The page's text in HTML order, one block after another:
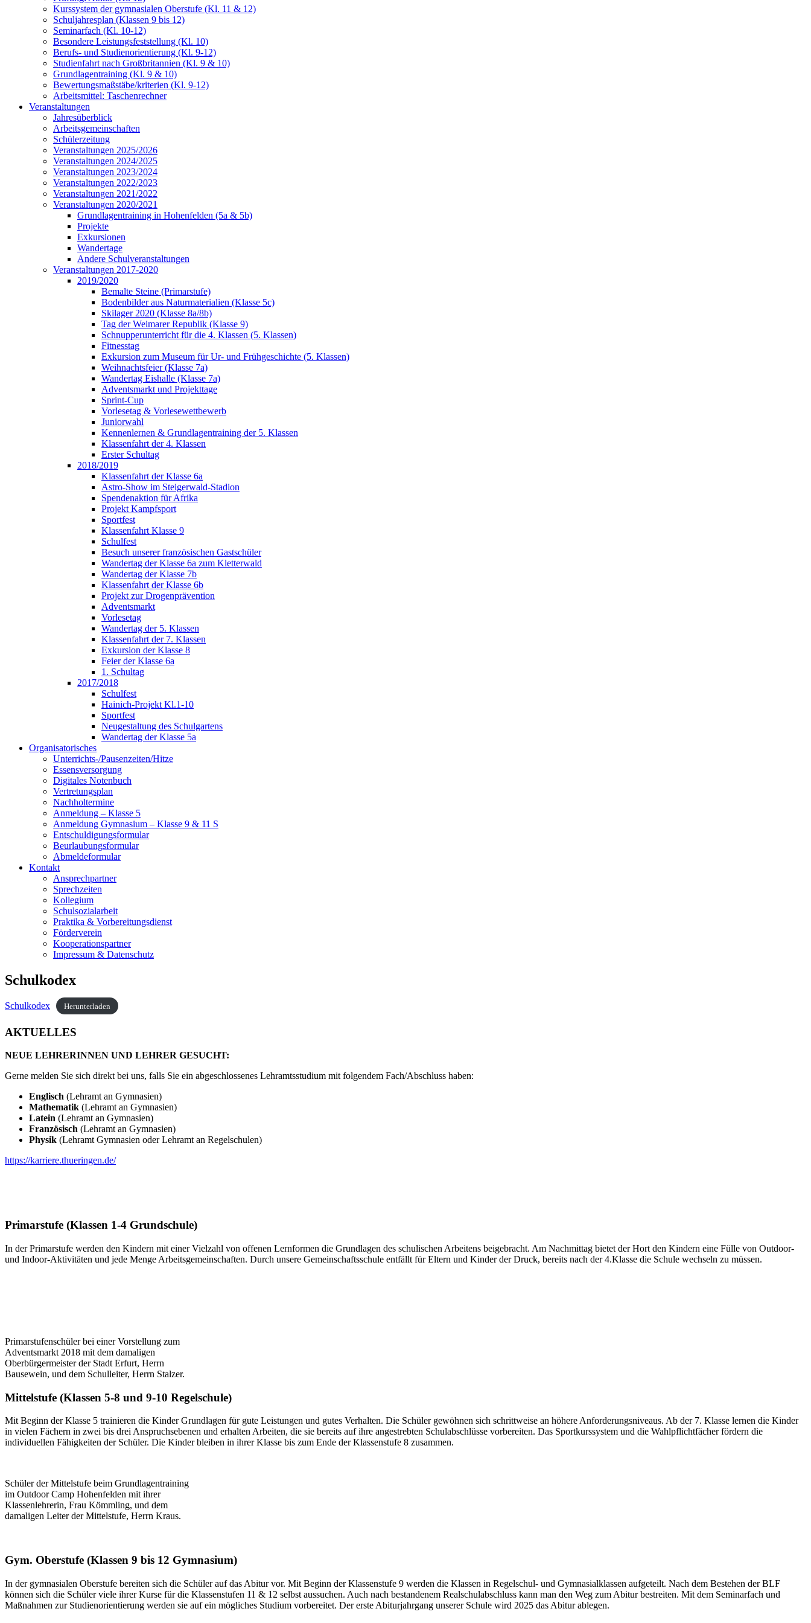
Kurssystem der gymnasialen Oberstufe (Kl. 11 & 12)
Schuljahresplan (Klassen 9 bis 12)
Seminarfach (Kl. 10-12)
Besondere Leistungsfeststellung (Kl. 10)
Berufs- und Studienorientierung (Kl. 9-12)
Studienfahrt nach Großbritannien (Kl. 9 & 10)
Grundlagentraining (Kl. 9 & 10)
Bewertungsmaßstäbe/kriterien (Kl. 9-12)
Arbeitsmittel: Taschenrechner
Veranstaltungen
Jahresüberblick
Arbeitsgemeinschaften
Schülerzeitung
Veranstaltungen 2025/2026
Veranstaltungen 2024/2025
Veranstaltungen 2023/2024
Veranstaltungen 2022/2023
Veranstaltungen 2021/2022
Veranstaltungen 2020/2021
Grundlagentraining in Hohenfelden (5a & 5b)
Projekte
Exkursionen
Wandertage
Andere Schulveranstaltungen
Veranstaltungen 2017-2020
2019/2020
Bemalte Steine (Primarstufe)
Bodenbilder aus Naturmaterialien (Klasse 5c)
Skilager 2020 (Klasse 8a/8b)
Tag der Weimarer Republik (Klasse 9)
Schnupperunterricht für die 4. Klassen (5. Klassen)
Fitnesstag
Exkursion zum Museum für Ur- und Frühgeschichte (5. Klassen)
Weihnachtsfeier (Klasse 7a)
Wandertag Eishalle (Klasse 7a)
Adventsmarkt und Projekttage
Sprint-Cup
Vorlesetag & Vorlesewettbewerb
Juniorwahl
Kennenlernen & Grundlagentraining der 5. Klassen
Klassenfahrt der 4. Klassen
Erster Schultag
2018/2019
Klassenfahrt der Klasse 6a
Astro-Show im Steigerwald-Stadion
Spendenaktion für Afrika
Projekt Kampfsport
Sportfest
Klassenfahrt Klasse 9
Schulfest
Besuch unserer französischen Gastschüler
Wandertag der Klasse 6a zum Kletterwald
Wandertag der Klasse 7b
Klassenfahrt der Klasse 6b
Projekt zur Drogenprävention
Adventsmarkt
Vorlesetag
Wandertag der 5. Klassen
Klassenfahrt der 7. Klassen
Exkursion der Klasse 8
Feier der Klasse 6a
1. Schultag
2017/2018
Schulfest
Hainich-Projekt Kl.1-10
Sportfest
Neugestaltung des Schulgartens
Wandertag der Klasse 5a
Organisatorisches
Unterrichts-/Pausenzeiten/Hitze
Essensversorgung
Digitales Notenbuch
Vertretungsplan
Nachholtermine
Anmeldung – Klasse 5
Anmeldung Gymnasium – Klasse 9 & 11 S
Entschuldigungsformular
Beurlaubungsformular
Abmeldeformular
Kontakt
Ansprechpartner
Sprechzeiten
Kollegium
Schulsozialarbeit
Praktika & Vorbereitungsdienst
Förderverein
Kooperationspartner
Impressum & Datenschutz
Schulkodex
Schulkodex Herunterladen
AKTUELLES
NEUE LEHRERINNEN UND LEHRER GESUCHT:
Gerne melden Sie sich direkt bei uns, falls Sie ein abgeschlossenes Lehramtsstudium mit folgendem Fach/Abschluss haben:
Englisch (Lehramt an Gymnasien)
Mathematik (Lehramt an Gymnasien)
Latein (Lehramt an Gymnasien)
Französisch (Lehramt an Gymnasien)
Physik (Lehramt Gymnasien oder Lehramt an Regelschulen)
https://karriere.thueringen.de/
Primarstufe (Klassen 1-4 Grundschule)
In der Primarstufe werden den Kindern mit einer Vielzahl von offenen Lernformen die Grundlagen des schulischen Arbeitens beigebracht. Am Nachmittag bietet der Hort den Kindern eine Fülle von Outdoor-
und Indoor-Aktivitäten und jede Menge Arbeitsgemeinschaften. Durch unsere Gemeinschaftsschule entfällt für Eltern und Kinder der Druck, bereits nach der 4.Klasse die Schule wechseln zu müssen.
Primarstufenschüler bei einer Vorstellung zum
Adventsmarkt 2018 mit dem damaligen
Oberbürgermeister der Stadt Erfurt, Herrn
Bausewein, und dem Schulleiter, Herrn Stalzer.
Mittelstufe (Klassen 5-8 und 9-10 Regelschule)
Mit Beginn der Klasse 5 trainieren die Kinder Grundlagen für gute Leistungen und gutes Verhalten. Die Schüler gewöhnen sich schrittweise an höhere Anforderungsniveaus. Ab der 7. Klasse lernen die Kinder
in vielen Fächern in zwei bis drei Anspruchsebenen und erhalten Arbeiten, die sie bereits auf ihre angestrebten Schulabschlüsse vorbereiten. Das Sportkurssystem und die Wahlpflichtfächer fördern die
individuellen Fähigkeiten der Schüler. Die Kinder bleiben in ihrer Klasse bis zum Ende der Klassenstufe 8 zusammen.
Schüler der Mittelstufe beim Grundlagentraining
im Outdoor Camp Hohenfelden mit ihrer
Klassenlehrerin, Frau Kömmling, und dem
damaligen Leiter der Mittelstufe, Herrn Kraus.
Gym. Oberstufe (Klassen 9 bis 12 Gymnasium)
In der gymnasialen Oberstufe bereiten sich die Schüler auf das Abitur vor. Mit Beginn der Klassenstufe 9 werden die Klassen in Regelschul- und Gymnasialklassen aufgeteilt. Nach dem Bestehen der BLF
können sich die Schüler viele ihrer Kurse für die Klassenstufen 11 & 12 selbst aussuchen. Auch nach bestandenem Realschulabschluss kann man den Weg zum Abitur bestreiten. Mit dem Seminarfach und
Maßnahmen zur Studienorientierung werden sie auf ein mögliches Studium vorbereitet. Der erste Abiturjahrgang unserer Schule wird 2025 das Abitur ablegen.